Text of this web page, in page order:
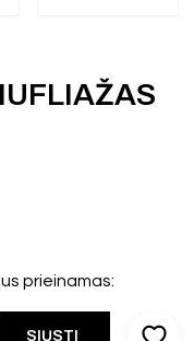
prieinamas: